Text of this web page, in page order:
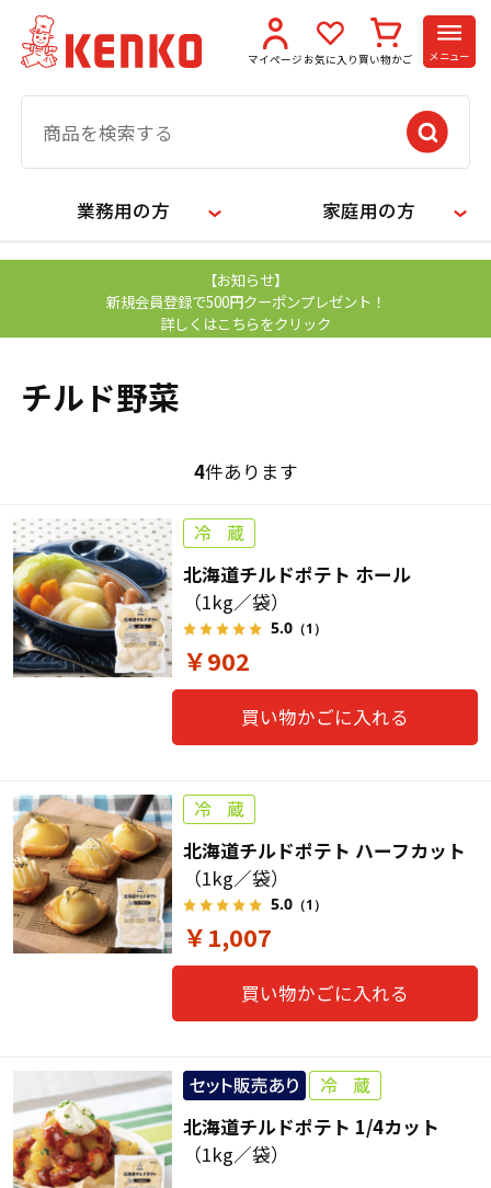
マイページ お気に入り 買い物かご メニュー
業務用の方 家庭用の方
【お知らせ】
新規会員登録で500円クーポンプレゼント！
詳しくはこちらをクリック
チルド野菜
4件あります
北海道チルドポテト ホール
（1kg／袋）
5.0（1）
￥902
買い物かごに入れる
北海道チルドポテト ハーフカット
（1kg／袋）
5.0（1）
￥1,007
買い物かごに入れる
北海道チルドポテト 1/4カット
（1kg／袋）